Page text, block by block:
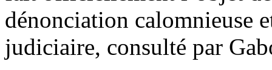
dénonciation calomnieuse
judiciaire, consulté par